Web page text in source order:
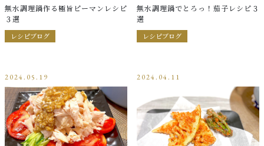
使用例
SHOP
SHOPPING GUIDE
ショッピングガイド
NEWS
お知らせ
無水調理鍋作る極旨ピーマンレシピ
３選
レシピブログ
無水調理鍋でとろっ！茄子レシピ３
選
レシピブログ
2024.05.19 2024.04.11